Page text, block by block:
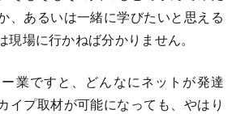
、あるいは一緒に学びたいと思える
場に行かねば分かりません。
業ですと、どんなにネットが発達
イプ取材が可能になっても、やはり